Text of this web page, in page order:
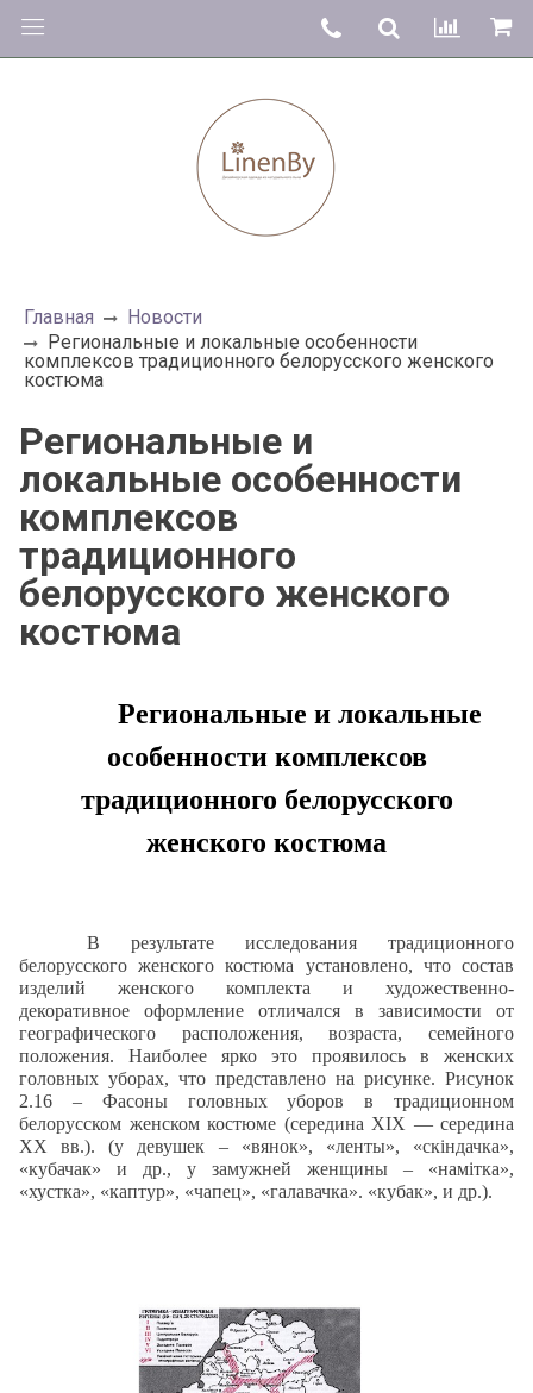
Главная
Новости
Региональные и локальные особенности
комплексов традиционного белорусского женского
костюма
Региональные и
локальные особенности
комплексов
традиционного
белорусского женского
костюма
Региональные и локальные
особенности комплексов
традиционного белорусского
женского костюма
В результате исследования традиционного
белорусского женского костюма установлено, что состав
изделий женского комплекта и художественно-
декоративное оформление отличался в зависимости от
географического расположения, возраста, семейного
положения. Наиболее ярко это проявилось в женских
головных уборах, что представлено на рисунке. Рисунок
2.16 – Фасоны головных уборов в традиционном
белорусском женском костюме (середина XIX — середина
XX вв.). (у девушек – «вянок», «ленты», «скіндачка»,
«кубачак» и др., у замужней женщины – «намітка»,
«хустка», «каптур», «чапец», «галавачка». «кубак», и др.).